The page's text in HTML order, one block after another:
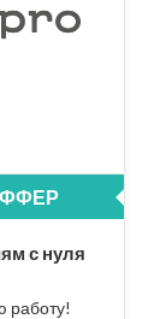
с нуля
работу!